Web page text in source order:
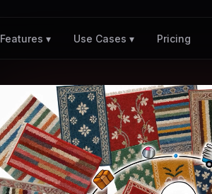
Features ▾ Use Cases ▾ Pricing